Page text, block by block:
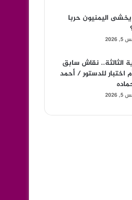
يخشى اليمنيون حربا
الثالثة.. نقاش سابق
اختبار للدستور / أحمد